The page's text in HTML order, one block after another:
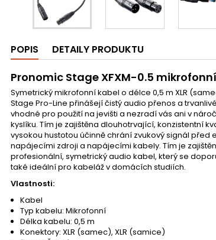
POPIS DETAILY PRODUKTU
Pronomic Stage XFXM-0.5
Symetrický mikrofonní kabel o délce 0,5 m XLR
Stage Pro-Line přinášejí čistý audio přenos a
vhodné pro použití na jevišti a nezradí vás ani v
kyslíku. Tím je zajištěna dlouhotrvající, konzistentní
vysokou hustotou účinně chrání zvukový signál
napájecími zdroji a napájecími kabely. Tím je
profesionální, symetrický audio kabel, který se
také ideální pro kabeláž v domácích studiích.
Vlastnosti:
Kabel
Typ kabelu: Mikrofonní
Délka kabelu: 0,5 m
Konektory: XLR (samec), XLR (samice)